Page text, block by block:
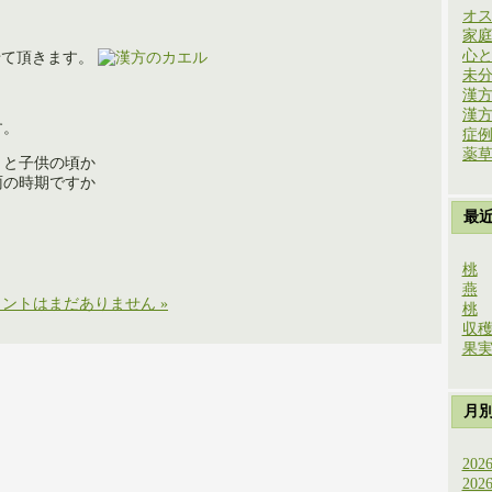
頂きます。
と子供の頃か
時期ですか
ントはまだありません »
オ
家
心
未
漢
漢
症
薬
最
桃
燕
桃
収穫
果実
月